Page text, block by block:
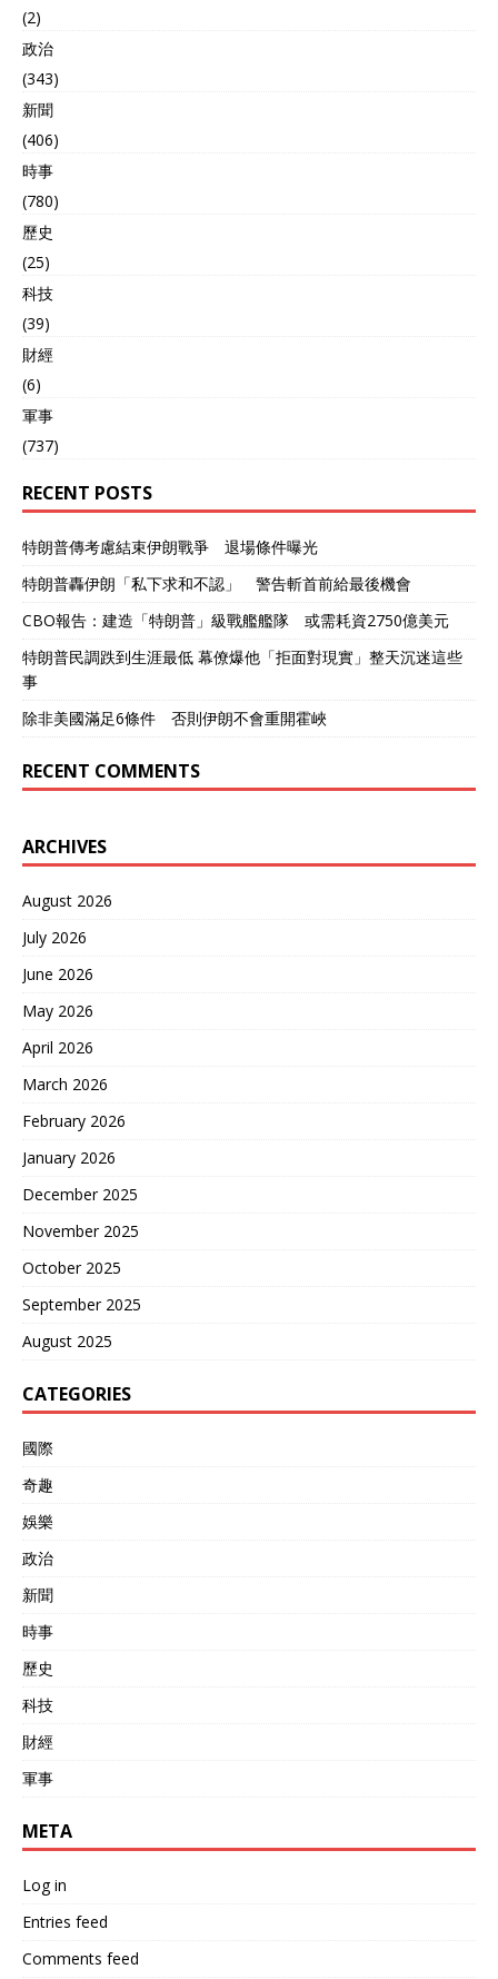
(2)
政治
(343)
新聞
(406)
時事
(780)
歷史
(25)
科技
(39)
財經
(6)
軍事
(737)
RECENT POSTS
特朗普傳考慮結束伊朗戰爭 退場條件曝光
特朗普轟伊朗「私下求和不認」 警告斬首前給最後機會
CBO報告：建造「特朗普」級戰艦艦隊 或需耗資2750億美元
特朗普民調跌到生涯最低 幕僚爆他「拒面對現實」整天沉迷這些
事
除非美國滿足6條件 否則伊朗不會重開霍峽
RECENT COMMENTS
ARCHIVES
August 2026
July 2026
June 2026
May 2026
April 2026
March 2026
February 2026
January 2026
December 2025
November 2025
October 2025
September 2025
August 2025
CATEGORIES
國際
奇趣
娛樂
政治
新聞
時事
歷史
科技
財經
軍事
META
Log in
Entries feed
Comments feed